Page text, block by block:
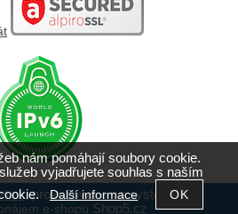
,provozováno na systému
e-shopu Shop5.cz
nám pomáhají soubory cookie.
vyjadřujete souhlas s naším
cookie.Další informace